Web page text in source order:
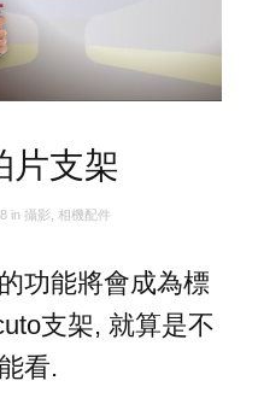
片支架
in 攝影 相機配件
功能將會成為標
支架, 就算是不
看.